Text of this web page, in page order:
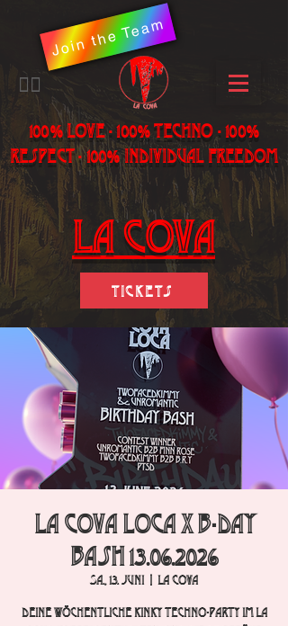
Join the Team
​🏳️‍🌈
100% LOVE - 100% Techno - 100%
Respect - 100% individual freedom
LA Cova
Tickets
La Cova Loca x B-Day
Bash 13.06.2026
Sa., 13. Juni
  |
La Cova
Deine wöchentliche Kinky Techno-Party im La